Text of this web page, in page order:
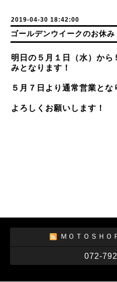
2019-04-30 18:42:00
ゴールデンウイークのお休み
明日の５月１日（水）か
みとなります！
５月７日より通常営業とな
よろしくお願いします！
ＭＯＴＯＳＨ
072-